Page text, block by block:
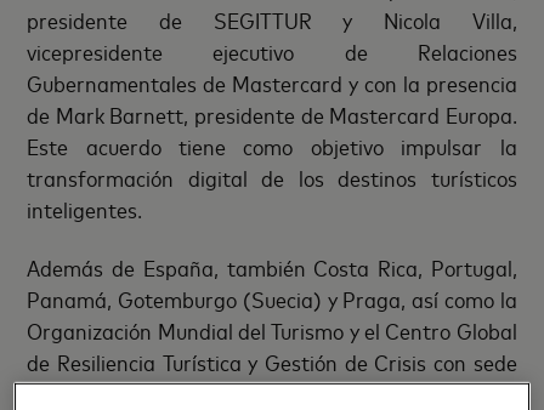
presidente de SEGITTUR y Nicola Villa,
vicepresidente ejecutivo de Relaciones
Gubernamentales de Mastercard y con la presencia
de Mark Barnett, presidente de Mastercard Europa.
Este acuerdo tiene como objetivo impulsar la
transformación digital de los destinos turísticos
inteligentes.
Además de España, también Costa Rica, Portugal,
Panamá, Gotemburgo (Suecia) y Praga, así como la
Organización Mundial del Turismo y el Centro Global
de Resiliencia Turística y Gestión de Crisis con sede
en Jamaica anunciarán nuevas o ampliadas